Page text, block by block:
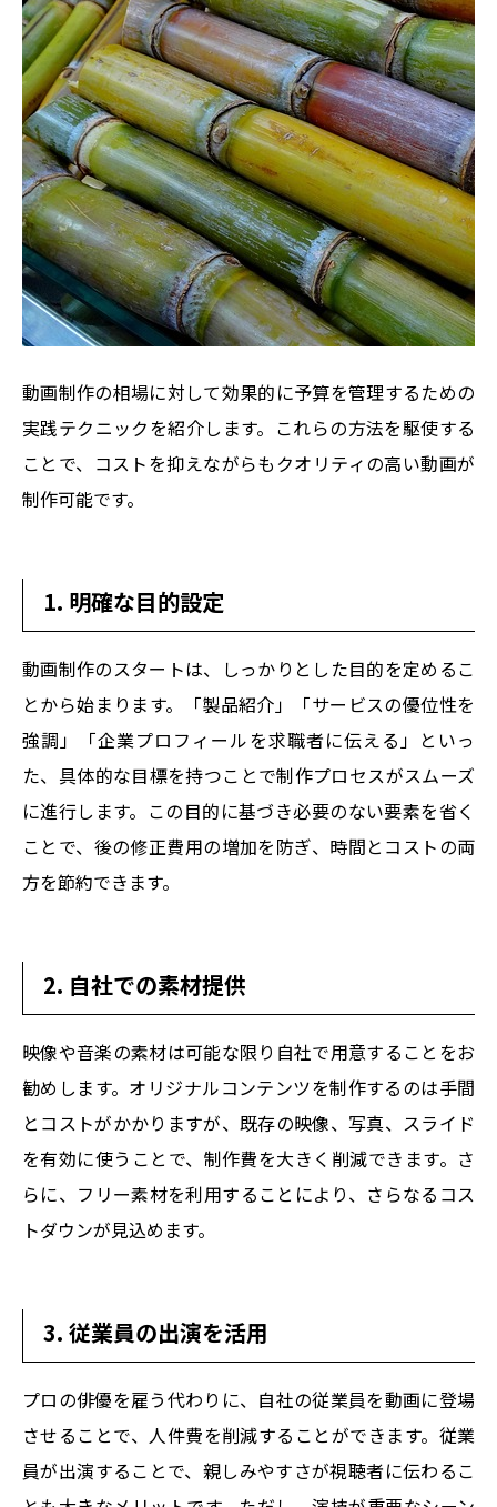
動画制作の相場に対して効果的に予算を管理するための
実践テクニックを紹介します。これらの方法を駆使する
ことで、コストを抑えながらもクオリティの高い動画が
制作可能です。
1. 明確な目的設定
動画制作のスタートは、しっかりとした目的を定めるこ
とから始まります。「製品紹介」「サービスの優位性を
強調」「企業プロフィールを求職者に伝える」といっ
た、具体的な目標を持つことで制作プロセスがスムーズ
に進行します。この目的に基づき必要のない要素を省く
ことで、後の修正費用の増加を防ぎ、時間とコストの両
方を節約できます。
2. 自社での素材提供
映像や音楽の素材は可能な限り自社で用意することをお
勧めします。オリジナルコンテンツを制作するのは手間
とコストがかかりますが、既存の映像、写真、スライド
を有効に使うことで、制作費を大きく削減できます。さ
らに、フリー素材を利用することにより、さらなるコス
トダウンが見込めます。
3. 従業員の出演を活用
プロの俳優を雇う代わりに、自社の従業員を動画に登場
させることで、人件費を削減することができます。従業
員が出演することで、親しみやすさが視聴者に伝わるこ